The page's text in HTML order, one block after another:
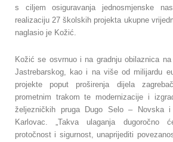
s ciljem osiguravanja jednosmjenske
realizaciju 27 školskih projekta ukupne
naglasio je Kožić.
Kožić se osvrnuo i na gradnju obilaznica
Jastrebarskog, kao i na više od milijardu
projekte poput proširenja dijela
prometnim trakom te modernizacije i
željezničkih pruga Dugo Selo – Novska
Karlovac. „Takva ulaganja dugoročno
protočnost i sigurnost, unaprijediti